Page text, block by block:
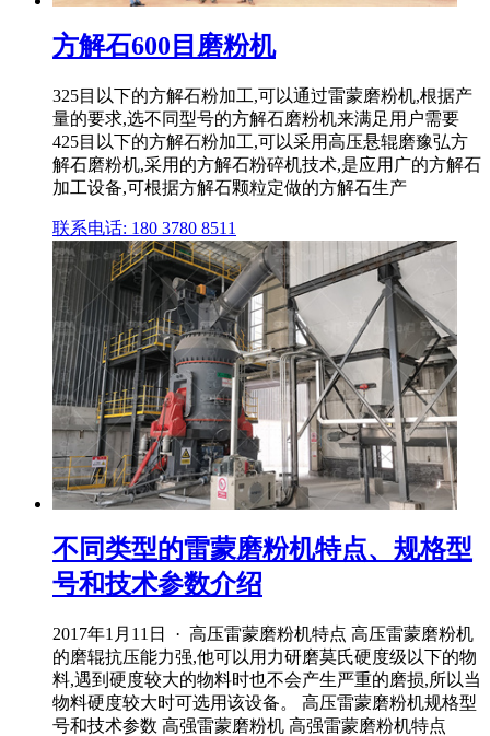
方解石600目磨粉机
325目以下的方解石粉加工,可以通过雷蒙磨粉机,根据产
量的要求,选不同型号的方解石磨粉机来满足用户需要
425目以下的方解石粉加工,可以采用高压悬辊磨豫弘方
解石磨粉机,采用的方解石粉碎机技术,是应用广的方解石
加工设备,可根据方解石颗粒定做的方解石生产
联系电话: 180 3780 8511
不同类型的雷蒙磨粉机特点、规格型
号和技术参数介绍
2017年1月11日 · 高压雷蒙磨粉机特点 高压雷蒙磨粉机
的磨辊抗压能力强,他可以用力研磨莫氏硬度级以下的物
料,遇到硬度较大的物料时也不会产生严重的磨损,所以当
物料硬度较大时可选用该设备。 高压雷蒙磨粉机规格型
号和技术参数 高强雷蒙磨粉机 高强雷蒙磨粉机特点